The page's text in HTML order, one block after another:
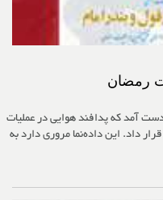
رمضان
آمد که پدافند هوایی در عملیات‌
8 توشه راه خود قرار داد. این داده‌نما مروری دارد به